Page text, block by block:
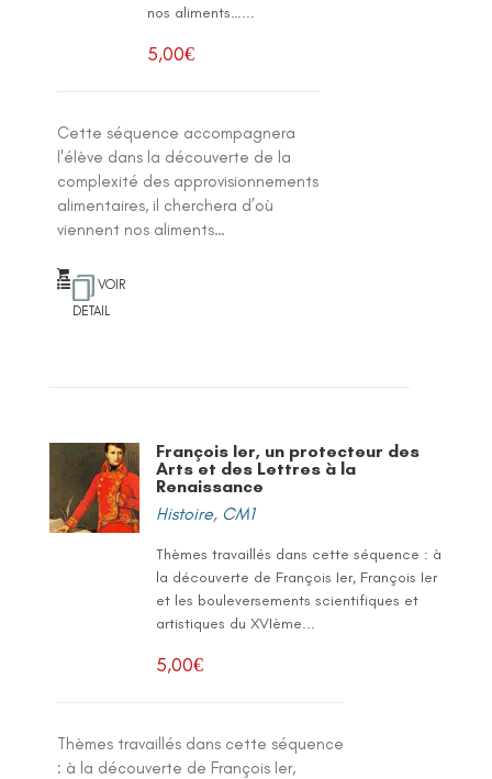
nos aliments…...
5,00€
Cette séquence accompagnera
l'élève dans la découverte de la
complexité des approvisionnements
alimentaires, il cherchera d’où
viennent nos aliments…
VOIR
DETAIL
François Ier, un protecteur des
Arts et des Lettres à la
Renaissance
Histoire, CM1
Thèmes travaillés dans cette séquence : à
la découverte de François Ier, François Ier
et les bouleversements scientifiques et
artistiques du XVIème...
5,00€
Thèmes travaillés dans cette séquence
: à la découverte de François Ier,